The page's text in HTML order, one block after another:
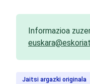
Informazioa
Jaitsi argazki originala